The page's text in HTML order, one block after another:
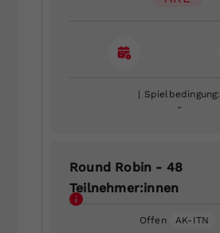
| Spielbedingung:
-
Round Robin - 48
Teilnehmer:innen
Offen AK-ITN